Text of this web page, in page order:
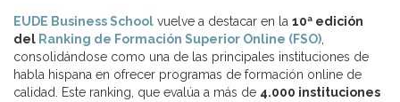
EUDE Business School vuelve a destacar en la 10ª edición
del Ranking de Formación Superior Online (FSO)
consolidándose como una de las principales instituciones de
habla hispana en ofrecer programas de formación online de
calidad. Este ranking, que evalúa a más de 4.000 instituciones